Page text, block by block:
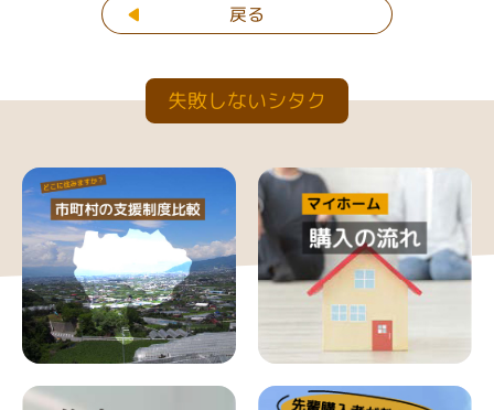
戻る
失敗しないシタク